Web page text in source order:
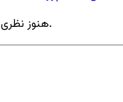
هنوز نظری اضافه نشده است. شما اولین نظر را بدهید.